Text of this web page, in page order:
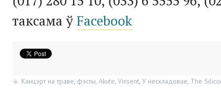
таксама ў Facebook
Канцэрт на траве фэсты Akute Vinsent У нескладовае The